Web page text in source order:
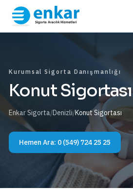
Kurumsal Sigorta Danışmanlığı
Konut
Enkar Sigorta/Denizli/Konut Sigortası
Hemen Ara: 0 (549) 724 25 25